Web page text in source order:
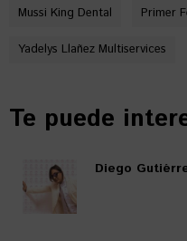
Mussi King Dental Primer
Yadelys Llañez Multiservices
Te puede
Diego